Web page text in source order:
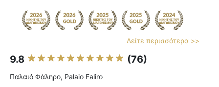
Δείτε περισσότερα >>
9.8 (76)
Παλαιό Φάληρο, Palaio Faliro